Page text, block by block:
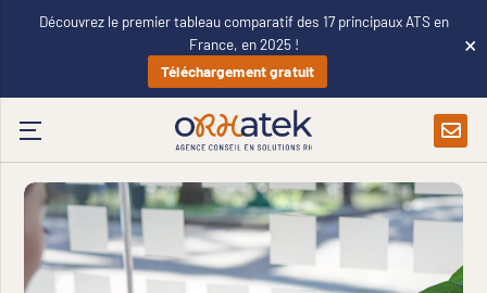
Découvrez le premier tableau comparatif des 17 principaux ATS en
France, en 2025 !
Téléchargement gratuit
×